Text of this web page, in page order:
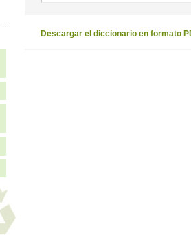
Descargar el diccionario en formato